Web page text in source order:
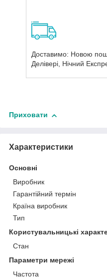
Доставимо: Новою
Делівері, Нічний
Приховати
Характеристики
Основні
Виробник
Гарантійний термін
Країна виробник
Тип
Користувальницькі
Стан
Параметри мережі
Частота